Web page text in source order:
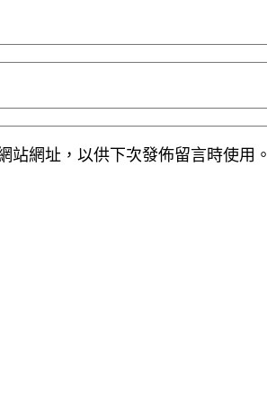
站網址，以供下次發佈留言時使用。